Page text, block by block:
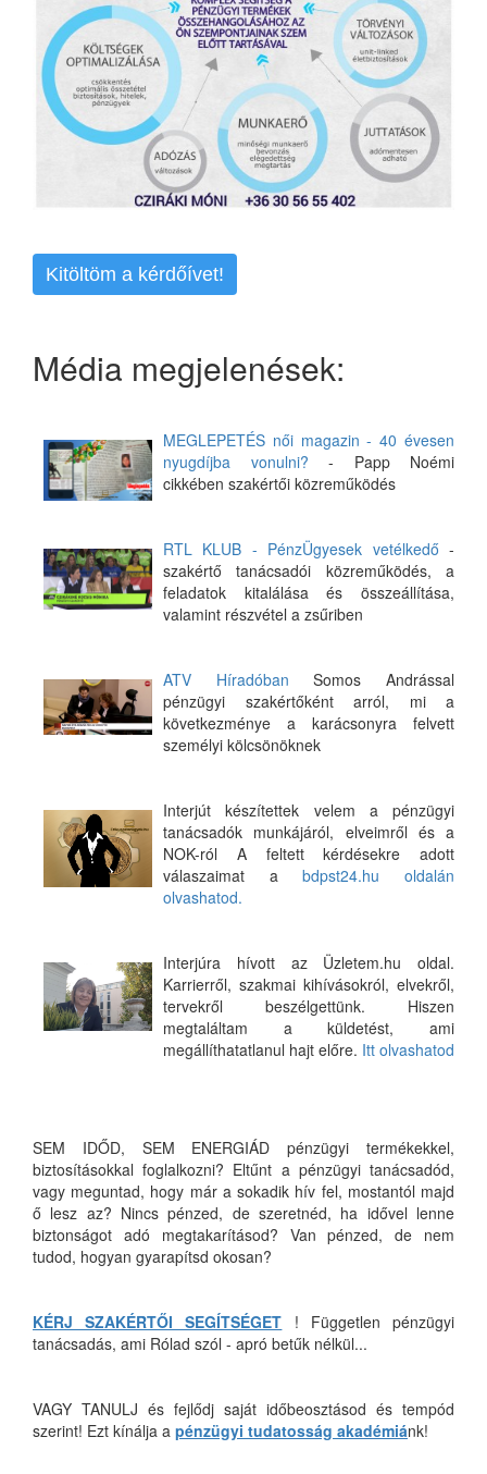
Kitöltöm a kérdőívet!
Média megjelenések:
MEGLEPETÉS női magazin - 40 évesen
nyugdíjba vonulni? - Papp Noémi
cikkében szakértői közreműködés
RTL KLUB - PénzÜgyesek vetélkedő -
szakértő tanácsadói közreműködés, a
feladatok kitalálása és összeállítása,
valamint részvétel a zsűriben
ATV Híradóban Somos Andrással
pénzügyi szakértőként arról, mi a
következménye a karácsonyra felvett
személyi kölcsönöknek
Interjút készítettek velem a pénzügyi
tanácsadók munkájáról, elveimről és a
NOK-ról A feltett kérdésekre adott
válaszaimat abdpst24.hu oldalán
olvashatod.
Interjúra hívott az Üzletem.hu oldal.
Karrierről, szakmai kihívásokról, elvekről,
tervekről beszélgettünk. Hiszen
megtaláltam a küldetést, ami
megállíthatatlanul hajt előre. Itt olvashatod
SEM IDŐD, SEM ENERGIÁD pénzügyi termékekkel,
biztosításokkal foglalkozni? Eltűnt a pénzügyi tanácsadód,
vagy meguntad, hogy már a sokadik hív fel, mostantól majd
ő lesz az? Nincs pénzed, de szeretnéd, ha idővel lenne
biztonságot adó megtakarításod? Van pénzed, de nem
tudod, hogyan gyarapítsd okosan?
KÉRJ SZAKÉRTŐI SEGÍTSÉGET ! Független pénzügyi
tanácsadás, ami Rólad szól - apró betűk nélkül...
VAGY TANULJ és fejlődj saját időbeosztásod és tempód
szerint! Ezt kínálja a pénzügyi tudatosság akadémiánk!